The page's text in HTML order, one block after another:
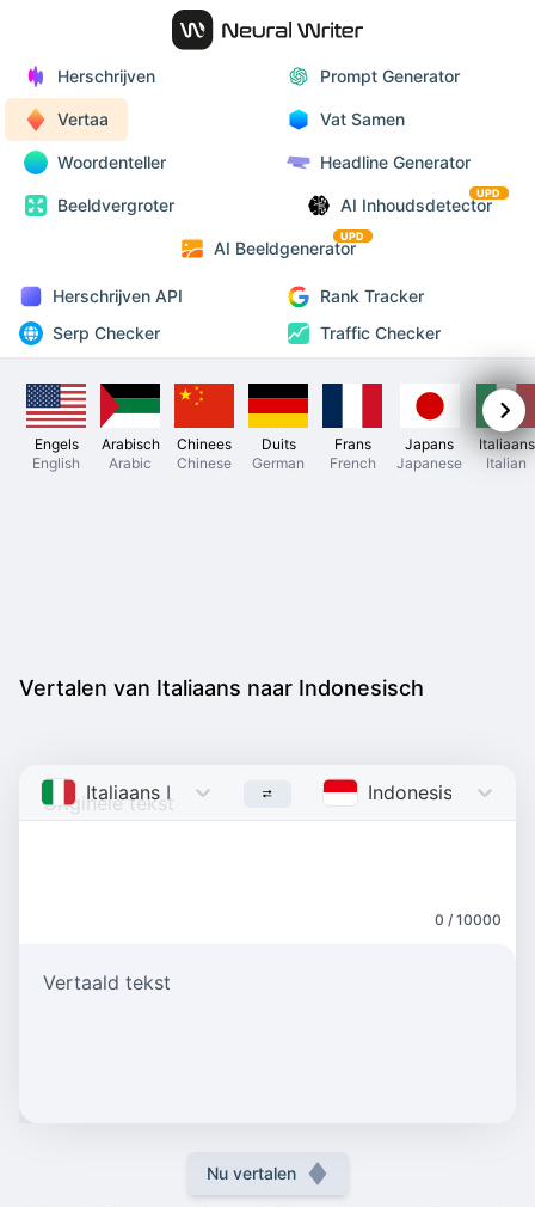
Herschrijven Prompt Generator
Vertaa Vat Samen
Woordenteller Headline Generator
Beeldvergroter AI Inhoudsdetector
UPD
AI Beeldgenerator
UPD
Herschrijven API
Rank Tracker
Serp Checker
Traffic Checker
Engels
English
Arabisch
Arabic
Chinees
Chinese
Duits
German
Frans
French
Japans
Japanese
Italiaans
Italian
Vertalen van Italiaans naar Indonesisch
Italiaans Italian Indonesisch
0 / 10000
Vertaald tekst
Nu vertalen